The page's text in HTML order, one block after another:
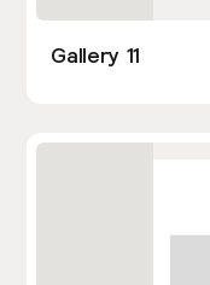
Gallery 11